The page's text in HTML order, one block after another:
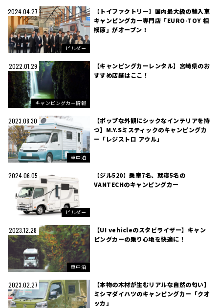
2024.04.27
ビルダー
【トイファクトリー】国内最大級の輸入車
キャンピングカー専門店「EURO-TOY 相
模原」がオープン！
2022.01.29
キャンピングカー情報
【キャンピングカーレンタル】宮崎県のお
すすめ店舗はここ！
2023.08.30
車中泊
【ポップな外観にシックなインテリアを持
つ】M.Y.Sミスティックのキャンピングカ
ー「レジストロ アウル」
2024.06.05
ビルダー
【ジル520】乗車7名、就寝5名の
VANTECHのキャンピングカー
2023.12.28
車中泊
【UI vehicleのスタビライザー】キャン
ピングカーの乗り心地を快適に！
2023.02.27
【本物の木材が生むリアルな自然の匂い】
ミシマダイハツのキャンピングカー「クオ
ッカ」